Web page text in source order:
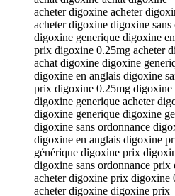
acheter digoxine acheter
acheter digoxine digoxine sans
digoxine generique digoxine
prix digoxine 0.25mg acheter
achat digoxine digoxine
digoxine en anglais digoxine
prix digoxine 0.25mg digoxine
digoxine generique acheter
digoxine generique digoxine
digoxine sans ordonnance
digoxine en anglais digoxine
générique digoxine prix
digoxine sans ordonnance
acheter digoxine prix digoxine
acheter digoxine digoxine prix